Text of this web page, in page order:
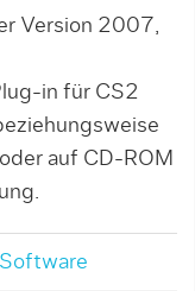
Version 2007,
in für CS2
auf CD-ROM
Software